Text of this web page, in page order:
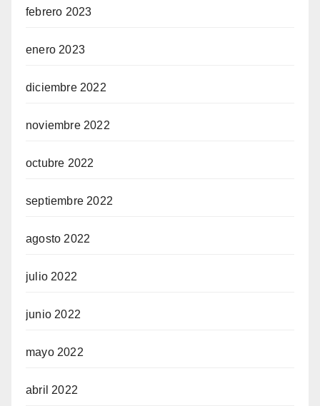
febrero 2023
enero 2023
diciembre 2022
noviembre 2022
octubre 2022
septiembre 2022
agosto 2022
julio 2022
junio 2022
mayo 2022
abril 2022